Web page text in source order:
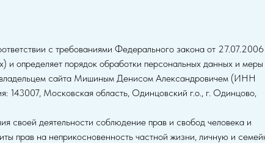
с требованиями Федерального закона от
определяет порядок обработки персональных данных и меры
сайта Мишиным Денисом Александровичем (ИНН
Московская область, Одинцовский г.о., г. Одинцово,
своей деятельности соблюдение прав и свобод человека и
прав на неприкосновенность частной жизни, личную и